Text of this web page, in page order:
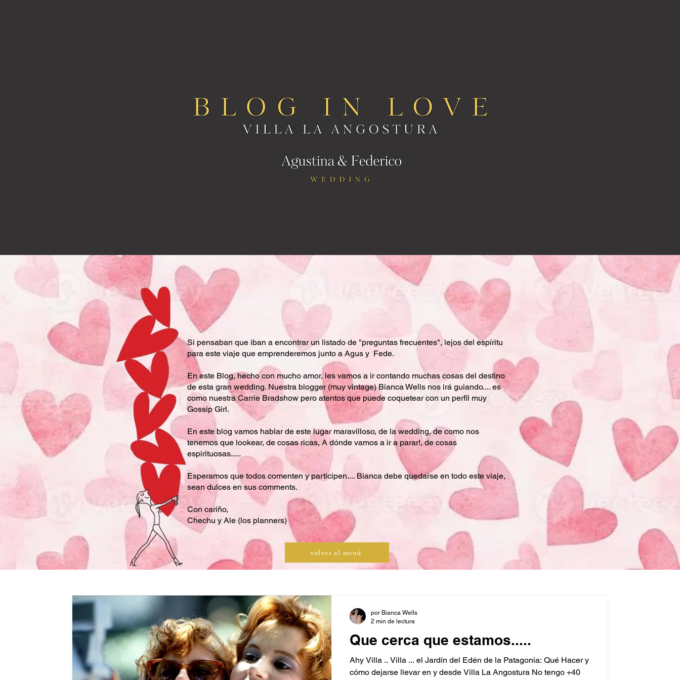
Si pensaban que iban a encontrar un listado de "preguntas frecuentes", lejos del espíritu
para este viaje que emprenderemos junto a Agus y Fede.
En este Blog, hecho con mucho amor, les vamos a ir contando muchas cosas del destino
de esta gran wedding. Nuestra blogger (muy vintage) Bianca Wells nos irá guiando.... es
como nuestra Carrie Bradshow pero atentos que puede coquetear con un perfil muy
Gossip Girl.
En este blog vamos hablar de este lugar maravilloso, de la wedding, de como nos
tenemos que lookear, de cosas ricas, A dónde vamos a ir a parar!, de cosas
espirituosas.....
Esperamos que todos comenten y participen.... Bianca debe quedarse en todo este viaje,
sean dulces en sus comments.
Con cariño,
Chechu y Ale (los planners)
volver al menú
Que cerca que estamos.....
Ahy Villa .. Villa ... el Jardín del Edén de la Patagonia: Qué Hacer y
cómo dejarse llevar en y desde Villa La Angostura No tengo +40
por Bianca Wells
2 min de lectura